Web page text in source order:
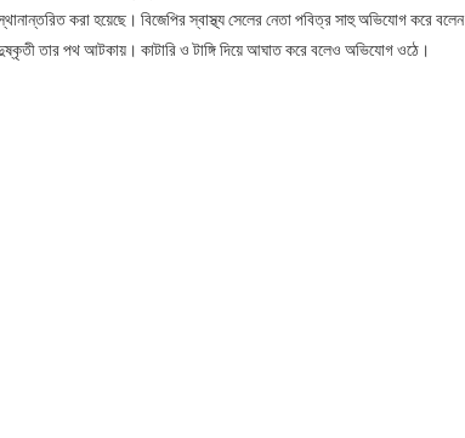
করা হয়েছে। বিজেপির স্বাস্থ্য সেলের নেতা পবিত্র সাহু অভিযোগ করে বলেন
দুষ্কৃতী তার পথ আটকায়। কাটারি ও টাঙ্গি দিয়ে আঘাত করে বলেও অভিযোগ ওঠে।